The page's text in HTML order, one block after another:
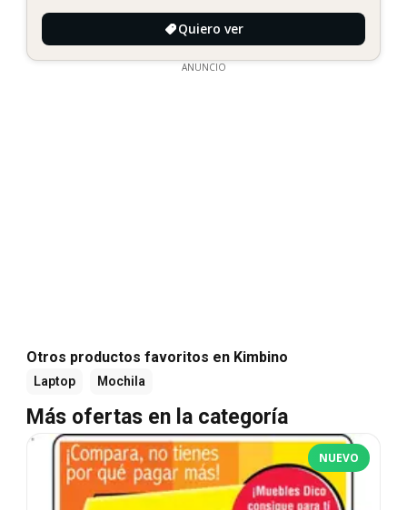
Quiero ver
ANUNCIO
Otros productos favoritos en Kimbino
Laptop Mochila
Más ofertas en la categoría
NUEVO